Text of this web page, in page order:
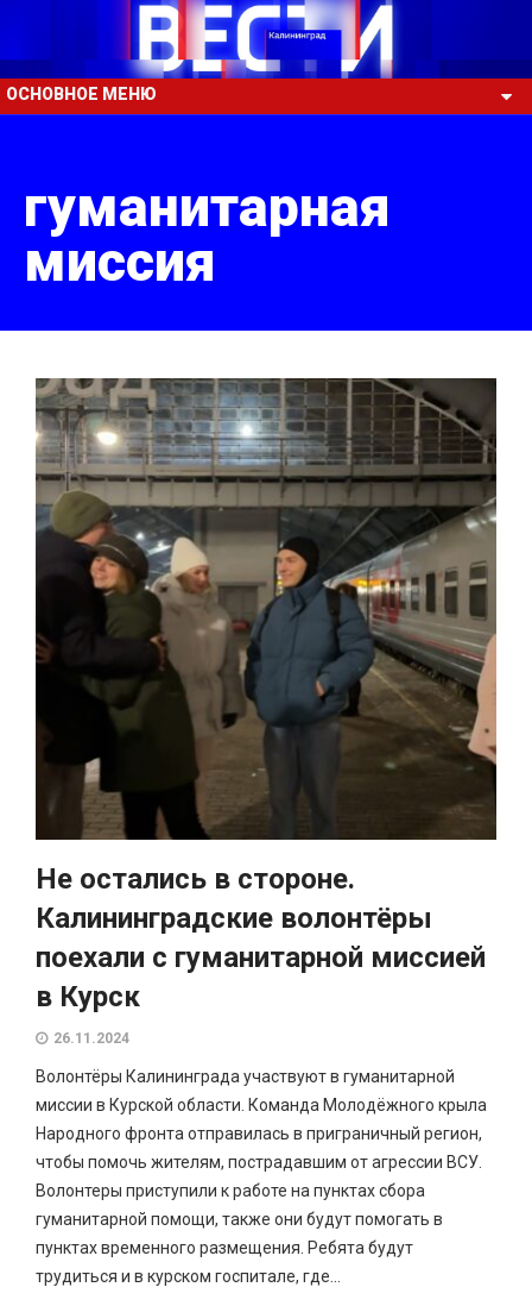
ОСНОВНОЕ МЕНЮ
гуманитарная
миссия
Не остались в стороне.
Калининградские волонтёры
поехали с гуманитарной миссией
в Курск
26.11.2024
Волонтёры Калининграда участвуют в гуманитарной
миссии в Курской области. Команда Молодёжного крыла
Народного фронта отправилась в приграничный регион,
чтобы помочь жителям, пострадавшим от агрессии ВСУ.
Волонтеры приступили к работе на пунктах сбора
гуманитарной помощи, также они будут помогать в
пунктах временного размещения. Ребята будут
трудиться и в курском госпитале, где...